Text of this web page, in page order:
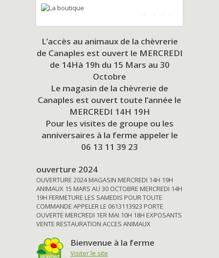
L’accès au animaux de la chèvrerie
de Canaples est ouvert le MERCREDI
de 14Hà 19h du 15 Mars au 30
Octobre
Le magasin de la chèvrerie de
Canaples est ouvert toute l’année le
MERCREDI 14H 19H
Pour les visites de groupe ou les
anniversaires à la ferme appeler le
06 13 11 39 23
ouverture 2024
OUVERTURE 2024 MAGASIN MERCREDI 14H 19H
ANIMAUX 15 MARS AU 30 OCTOBRE MERCREDI 14H
19H FERMETURE LES SAMEDIS POUR TOUTE
COMMANDE APPELER LE 0613113923 PORTE
OUVERTE MERCREDI 1ER MAI 10H 18H EXPOSANTS
VENTE RESTAURATION ACCES ANIMAUX
Bienvenue à la ferme
Visiter le site